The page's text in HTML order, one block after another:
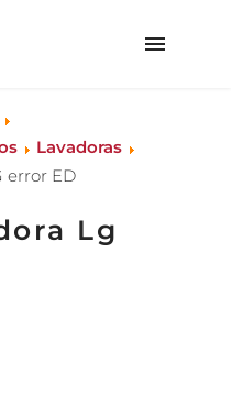
Lavadoras
error ED
Lg